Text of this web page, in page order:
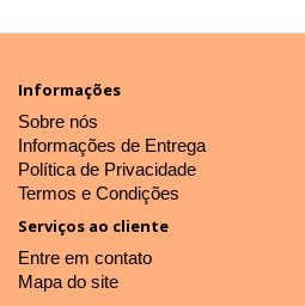
Informações
Sobre nós
Informações de Entrega
Política de Privacidade
Termos e Condições
Serviços ao cliente
Entre em contato
Mapa do site